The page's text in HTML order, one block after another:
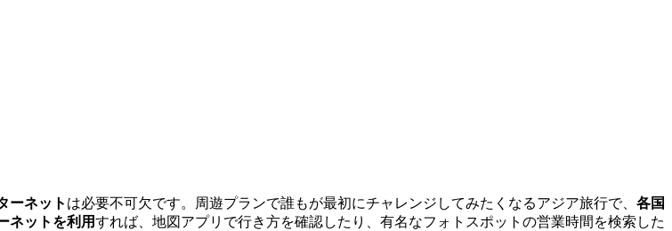
ーネット は必要不可欠です。周遊プランで誰もが最初にチャレンジしてみたくなるアジア旅行で、 各国
ネットを利用すれば、地図アプリで行き方を確認したり、有名なフォトスポットの営業時間を検索した